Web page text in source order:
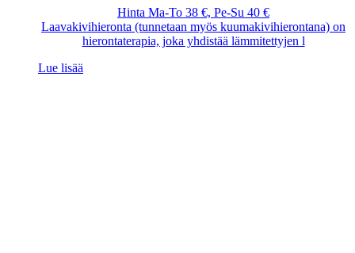
Hinta Ma-To 38 €, Pe-Su 40 €
Laavakivihieronta (tunnetaan myös kuumakivihierontana) on
hierontaterapia, joka yhdistää lämmitettyjen l
Lue lisää